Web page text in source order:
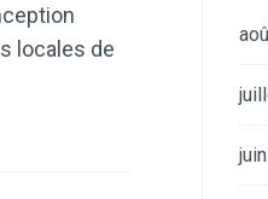
locales de